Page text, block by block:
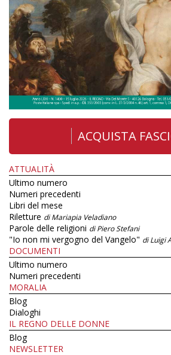
ACQUISTA
ATTUALITÀ
Ultimo numero
Numeri precedenti
Libri del mese
Riletture di Mariapia Veladiano
Parole delle religioni di Piero Stefani
"Io non mi vergogno del Vangelo" di Luigi
DOCUMENTI
Ultimo numero
Numeri precedenti
MORALIA
Blog
Dialoghi
IL REGNO DELLE DONNE
Blog
NEWSLETTER